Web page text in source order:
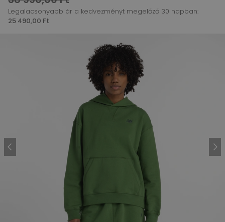
Legalacsonyabb ár a kedvezményt megelőző 30 napban:
25 490,00 Ft